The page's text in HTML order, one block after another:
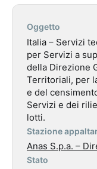
Oggetto
Italia – Servizi
per Servizi a
della Direzione
Territoriali, per
e del
Servizi e dei
lotti.
Stazione
Anas S.p.a. –
Stato